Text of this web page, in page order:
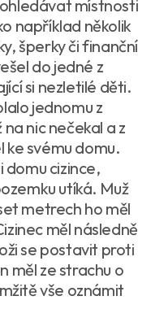
místnosti
například několik
šperky či finanční
do jedné z
si nezletilé děti.
jednomu z
nic nečekal a z
ke svému domu.
domu cizince,
utíká. Muž
metrech ho měl
měl následně
se postavit proti
měl ze strachu o
vše oznámit